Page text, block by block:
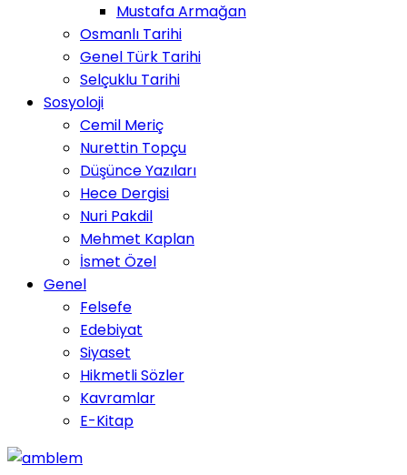
Mustafa Armağan
Osmanlı Tarihi
Genel Türk Tarihi
Selçuklu Tarihi
Sosyoloji
Cemil Meriç
Nurettin Topçu
Düşünce Yazıları
Hece Dergisi
Nuri Pakdil
Mehmet Kaplan
İsmet Özel
Genel
Felsefe
Edebiyat
Siyaset
Hikmetli Sözler
Kavramlar
E-Kitap